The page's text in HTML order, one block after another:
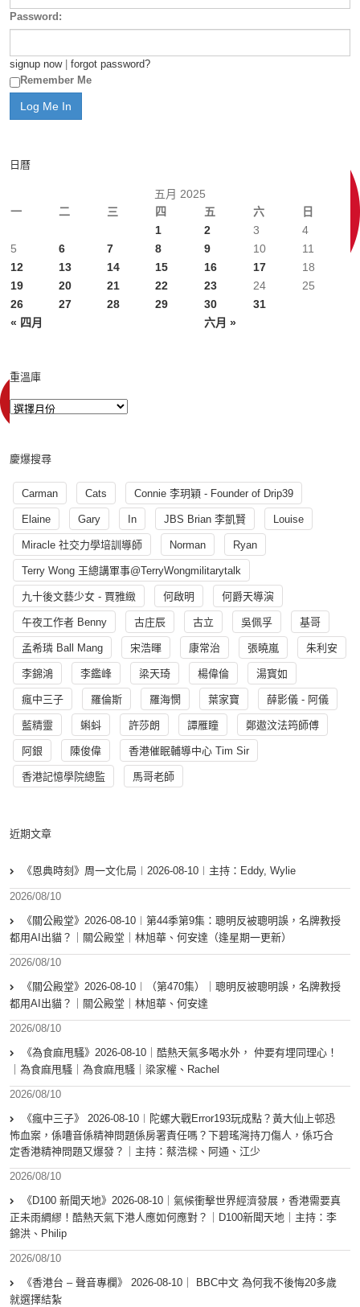
Password:
signup now| forgot password?
Remember Me
日曆
五月 2025
一
二 三 四 五 六 日
« 四月 六月 »
1 2 3
4
5
6 7 8 9 10
11
12
13 14 15 16 17
18
19
20 21 22 23 24
25
26
27 28 29 30 31
重溫庫
慶爆搜尋
Carman Cats Connie 李玥穎 - Founder of Drip39
Elaine Gary In JBS Brian 李凱賢 Louise
Miracle 社交力學培訓導師 Norman Ryan
Terry Wong 王總講軍事@TerryWongmilitarytalk
九十後文藝少女 - 賈雅緻 何啟明 何爵天導演
午夜工作者 Benny 古庄辰 古立 吳佩孚 基哥
孟希璘 Ball Mang 宋浩暉 康常治 張曉嵐 朱利安
李錦鴻 李鑑峰 梁天琦 楊偉倫 湯寳如
瘋中三子 羅倫斯 羅海憫 葉家寶 薛影儀 - 阿儀
藍精靈 蝌蚪 許莎朗 譚雁瞳 鄭遨汶法筠師傅
阿銀 陳俊偉 香港催眠輔導中心 Tim Sir
香港記憶學院總監 馬哥老師
近期文章
《恩典時刻》周一文化局︱2026-08-10︱主持：Eddy, Wylie
2026/08/10
《關公殿堂》2026-08-10︱第44季第9集：聰明反被聰明誤，名牌教授
都用AI出貓？｜關公殿堂｜林旭華、何安達（逢星期一更新）
2026/08/10
《關公殿堂》2026-08-10︱（第470集）｜聰明反被聰明誤，名牌教授
都用AI出貓？｜關公殿堂｜林旭華、何安達
2026/08/10
《為食麻甩騷》2026-08-10｜酷熱天氣多喝水外， 仲要有埋同理心！
｜為食麻甩騷｜為食麻甩騷｜梁家權、Rachel
2026/08/10
《瘋中三子》 2026-08-10︱陀螺大戰Error193玩成點？黃大仙上邨恐
怖血案，係嘈音係精神問題係房署責任嗎？下碧瑤灣持刀傷人，係巧合
定香港精神問題又爆發？｜主持：蔡浩樑、阿通、江少
2026/08/10
《D100 新聞天地》2026-08-10｜氣候衝擊世界經濟發展，香港需要真
正未雨綢繆！酷熱天氣下港人應如何應對？｜D100新聞天地｜主持：李
錦洪、Philip
2026/08/10
《香港台 – 聲音專欄》 2026-08-10｜ BBC中文 為何我不後悔20多歲
就選擇結紮